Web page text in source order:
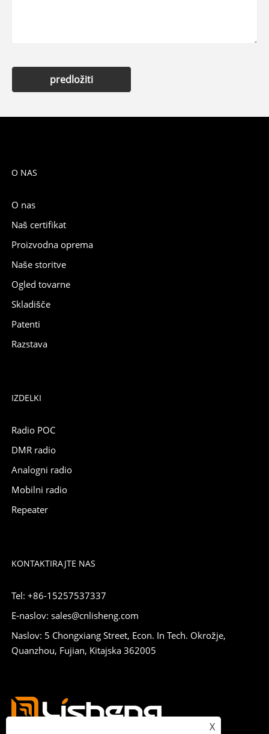
predložiti
O NAS
O nas
Naš certifikat
Proizvodna oprema
Naše storitve
Ogled tovarne
Skladišče
Patenti
Razstava
IZDELKI
Radio POC
DMR radio
Analogni radio
Mobilni radio
Repeater
KONTAKTIRAJTE NAS
Tel: +86-15257537337
E-naslov: sales@cnlisheng.com
Naslov: 5 Chongxiang Street, Econ. In Tech. Okrožje,
Quanzhou, Fujian, Kitajska 362005
X